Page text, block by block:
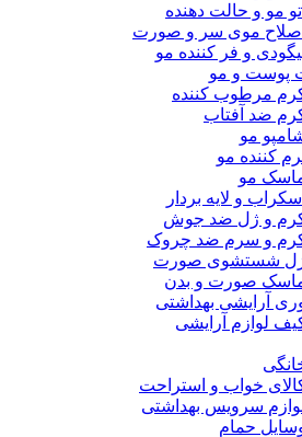
اتو مو و حالت دهنده
اصلاح موی سر و صورت
و فر کننده مو
پوست و مو
مرطوب کننده
ضد آفتاب
مو
کننده مو
مو
اسکراب و لایه بردار
و ژل ضد جوش
و سرم ضد چروک
شستشوی صورت
صورت و بدن
آرایشی بهداشتی
لوازم آرایشی
خواب و استراحت
سرویس بهداشتی
حمام